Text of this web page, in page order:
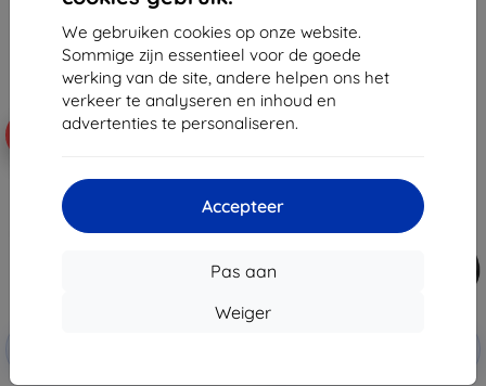
We gebruiken cookies op onze website.
Sommige zijn essentieel voor de goede
werking van de site, andere helpen ons het
verkeer te analyseren en inhoud en
advertenties te personaliseren.
Accepteer
Pas aan
Weiger
-10%